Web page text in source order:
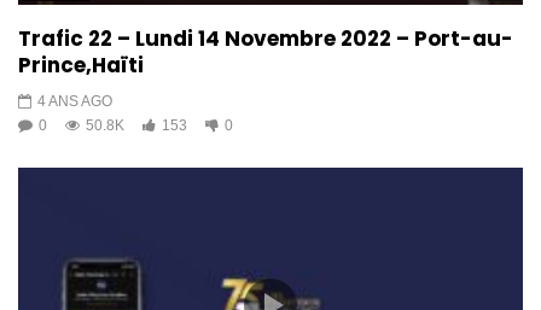
Trafic 22 – Lundi 14 Novembre 2022 – Port-au-
Prince,Haïti
4 ANS AGO
0
50.8K 153 0